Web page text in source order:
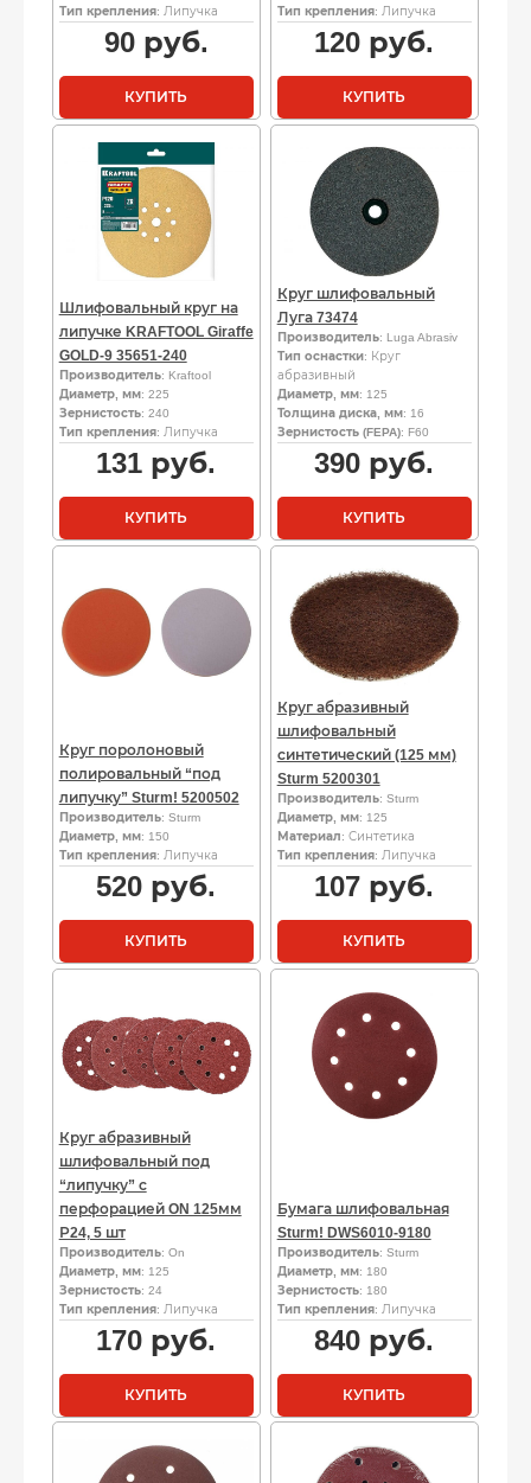
Тип крепления: Липучка
90руб.
КУПИТЬ
Тип крепления: Липучка
120 руб.
КУПИТЬ
Шлифовальный круг на
липучке KRAFTOOL Giraffe
GOLD-9 35651-240
Производитель: Kraftool
Диаметр, мм: 225
Зернистость: 240
Тип крепления: Липучка
131 руб.
КУПИТЬ
Круг шлифовальный
Луга 73474
Производитель: Luga Abrasiv
Тип оснастки: Круг
абразивный
Диаметр, мм: 125
Толщина диска, мм: 16
Зернистость (FEPA): F60
390 руб.
КУПИТЬ
Круг поролоновый
полировальный “под
липучку” Sturm! 5200502
Производитель: Sturm
Диаметр, мм: 150
Тип крепления: Липучка
520 руб.
КУПИТЬ
Круг абразивный
шлифовальный
синтетический (125 мм)
Sturm 5200301
Производитель: Sturm
Диаметр, мм: 125
Материал: Синтетика
Тип крепления: Липучка
107 руб.
КУПИТЬ
Круг абразивный
шлифовальный под
“липучку” с
перфорацией ON 125мм
Р24, 5 шт
Производитель: On
Диаметр, мм: 125
Зернистость: 24
Тип крепления: Липучка
170 руб.
КУПИТЬ
Бумага шлифовальная
Sturm! DWS6010-9180
Производитель: Sturm
Диаметр, мм: 180
Зернистость: 180
Тип крепления: Липучка
840 руб.
КУПИТЬ